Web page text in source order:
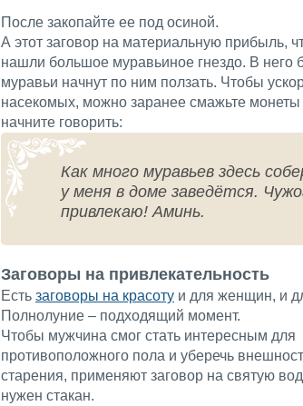
После закопайте ее под осиной.
А этот заговор на материальную прибыль,
нашли большое муравьиное гнездо. В него
муравьи начнут по ним ползать. Чтобы
насекомых, можно заранее смажьте монеты
начните говорить:
Как много муравьев здесь
у меня в доме заведётся.
привлекаю! Аминь.
Заговоры на привлекательность
Есть заговоры на красоту и для женщин, и
Полнолуние – подходящий момент.
Чтобы мужчина смог стать интересным для
противоположного пола и уберечь
старения, применяют заговор на святую
нужен стакан.